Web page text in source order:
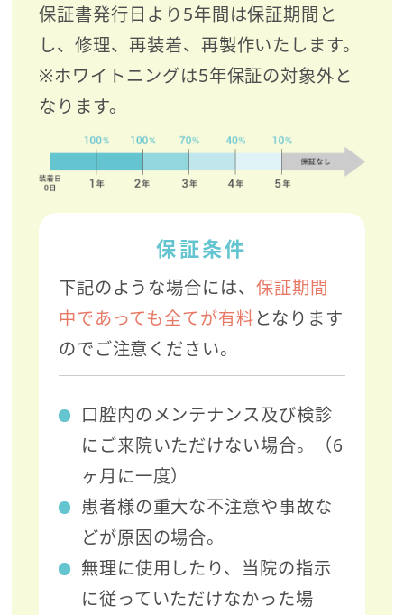
保証書発行日より5年間は保証期間と
し、修理、再装着、再製作いたします。
※ホワイトニングは5年保証の対象外と
なります。
保証条件
下記のような場合には、保証期間
中であっても全てが有料となります
のでご注意ください。
口腔内のメンテナンス及び検診
にご来院いただけない場合。（6
ヶ月に一度）
患者様の重大な不注意や事故な
どが原因の場合。
無理に使用したり、当院の指示
に従っていただけなかった場